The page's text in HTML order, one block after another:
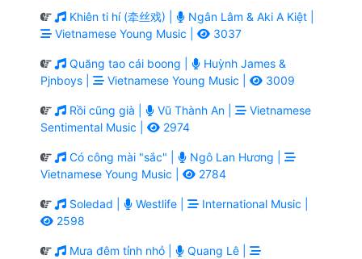
Khiên ti hí (牵丝戏) |
Ngân Lâm & Aki A Kiệt |
Vietnamese Young Music |
3037
Quăng tao cái boong |
Huỳnh James &
Pjnboys |
Vietnamese Young Music | 3009
Rồi cũng già | Vũ Thành An |
Vietnamese
Sentimental Music |
2974
Có công mài "sắc" |
Ngô Lan Hương |
Vietnamese Young Music |
2784
Soledad | Westlife |
International Music |
2598
Mưa đêm tỉnh nhỏ |
Quang Lê |